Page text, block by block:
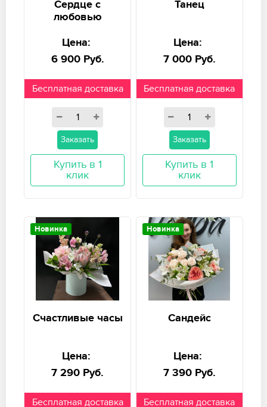
Сердце с
любовью
Цена:
6 900 Руб.
Бесплатная доставка
Заказать
Купить в 1
клик
Танец
Цена:
7 000 Руб.
Бесплатная доставка
Заказать
Купить в 1
клик
Новинка
Счастливые часы
Цена:
7 290 Руб.
Бесплатная доставка
Новинка
Сандейс
Цена:
7 390 Руб.
Бесплатная доставка